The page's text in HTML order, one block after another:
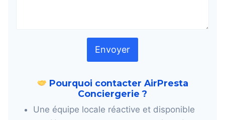
Envoyer
Pourquoi contacter AirPresta
Conciergerie ?
Une équipe locale réactive et disponible